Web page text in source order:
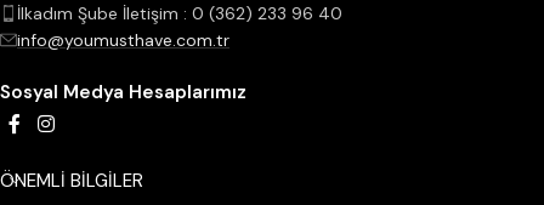
İlkadım Şube İletişim : 0 (362) 233 96 40
info@youmusthave.com.tr
Sosyal Medya Hesaplarımız
ÖNEMLİ BİLGİLER